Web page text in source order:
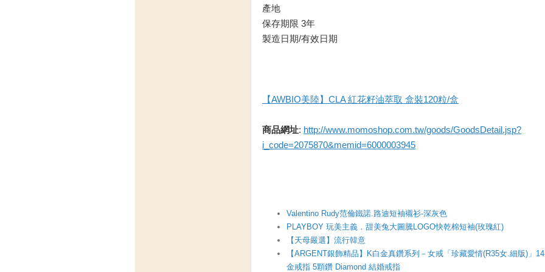
產地
保存期限 3年
製造日期/有效日期
【AWBIO美陸】CLA 紅花籽油萃取 盒裝120粒/盒
商品網址: http://www.momoshop.com.tw/goods/GoodsDetail.jsp?
i_code=2075870&memid=6000003945
Valentino Rudy范倫鐵諾.路迪短袖襯衫-深灰色
PLAYBOY 玩美主義．甜美兔大圖騰LOGO快乾棉短袖(玫瑰紅)
【天母嚴選】流行韓意
【ARGENT銀飾精品】K白金真鑽系列－女戒「珍藏愛情(R35女.細版)」
金戒指 5顆鑽 Diamond 結婚戒指